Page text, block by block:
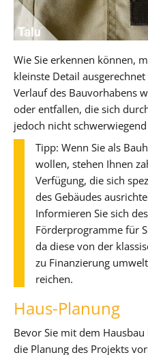
Wie Sie erkennen können,
kleinste Detail
Verlauf des Bauvorhabens
oder entfallen, die sich
jedoch nicht
Tipp: Wenn Sie als
wollen, stehen Ihnen
Verfügung, die sich
des Gebäudes
Informieren Sie sich
Förderprogramme für
da diese von der
zu Finanzierung
reichen.
Haus-Planung
Bevor Sie mit dem
die Planung des Projekts